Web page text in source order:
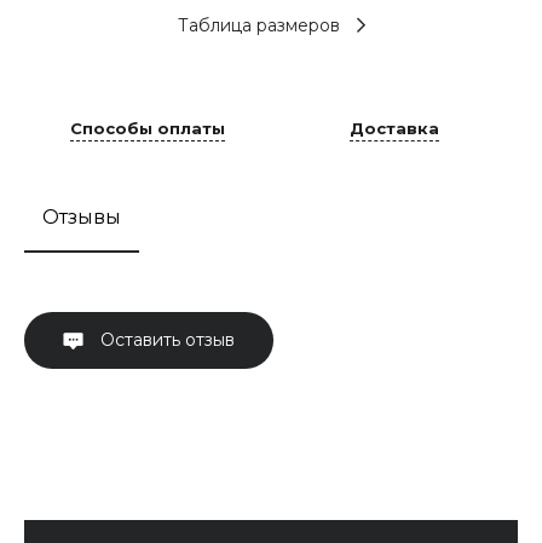
Таблица размеров
Способы оплаты Доставка
Отзывы
Оставить отзыв